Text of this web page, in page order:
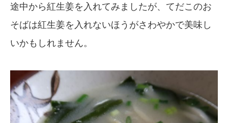
途中から紅生姜を入れてみましたが、てだこのお
そばは紅生姜を入れないほうがさわやかで美味し
いかもしれません。